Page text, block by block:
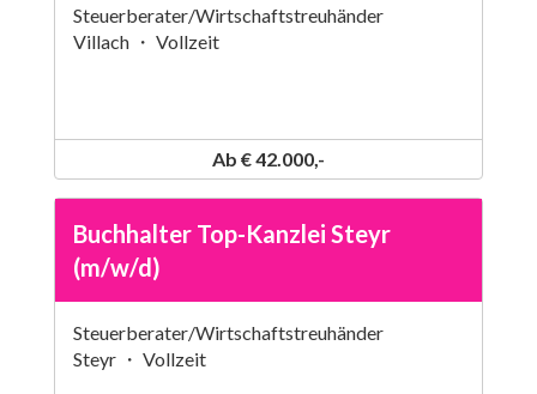
Steuerberater/Wirtschaftstreuhänder
Villach ・ Vollzeit
Ab € 42.000,-
Buchhalter Top-Kanzlei Steyr
(m/w/d)
Steuerberater/Wirtschaftstreuhänder
Steyr ・ Vollzeit